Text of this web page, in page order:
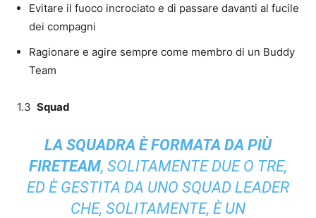
‍Evitare il fuoco incrociato e di passare davanti al fucile
dei compagni
‍Ragionare e agire sempre come membro di un Buddy
Team
1.3 Squad
LA SQUADRA È FORMATA DA PIÙ
FIRETEAM, SOLITAMENTE DUE O TRE,
ED È GESTITA DA UNO SQUAD LEADER
CHE, SOLITAMENTE, È UN